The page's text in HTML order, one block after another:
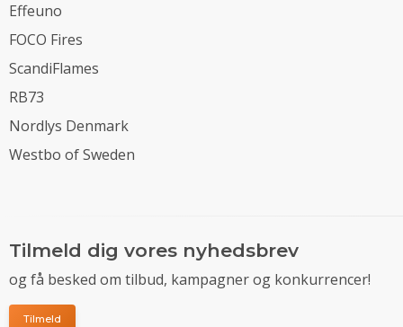
Effeuno
FOCO Fires
ScandiFlames
RB73
Nordlys Denmark
Westbo of Sweden
Tilmeld dig vores nyhedsbrev
og få besked om tilbud, kampagner og konkurrencer!
Tilmeld